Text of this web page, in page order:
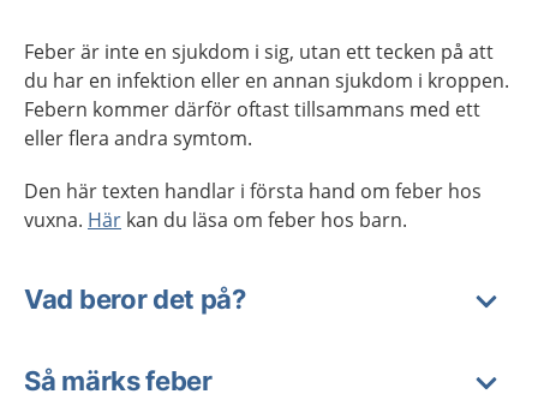
Feber är inte en sjukdom i sig, utan ett tecken på att
du har en infektion eller en annan sjukdom i kroppen.
Febern kommer därför oftast tillsammans med ett
eller flera andra symtom.
Den här texten handlar i första hand om feber hos
vuxna. Här kan du läsa om feber hos barn.
Vad beror det på?
Så märks feber